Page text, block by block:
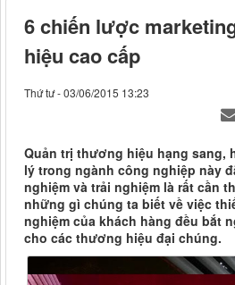
6 chiến lược
hiệu cao cấp
Thứ tư - 03/06/2015 13:23
Quản trị thương hiệu hạng sang,
lý trong ngành công nghiệp này
nghiệm và trải nghiệm là rất cần
những gì chúng ta biết về việc
nghiệm của khách hàng đều bắt
cho các thương hiệu đại chúng.